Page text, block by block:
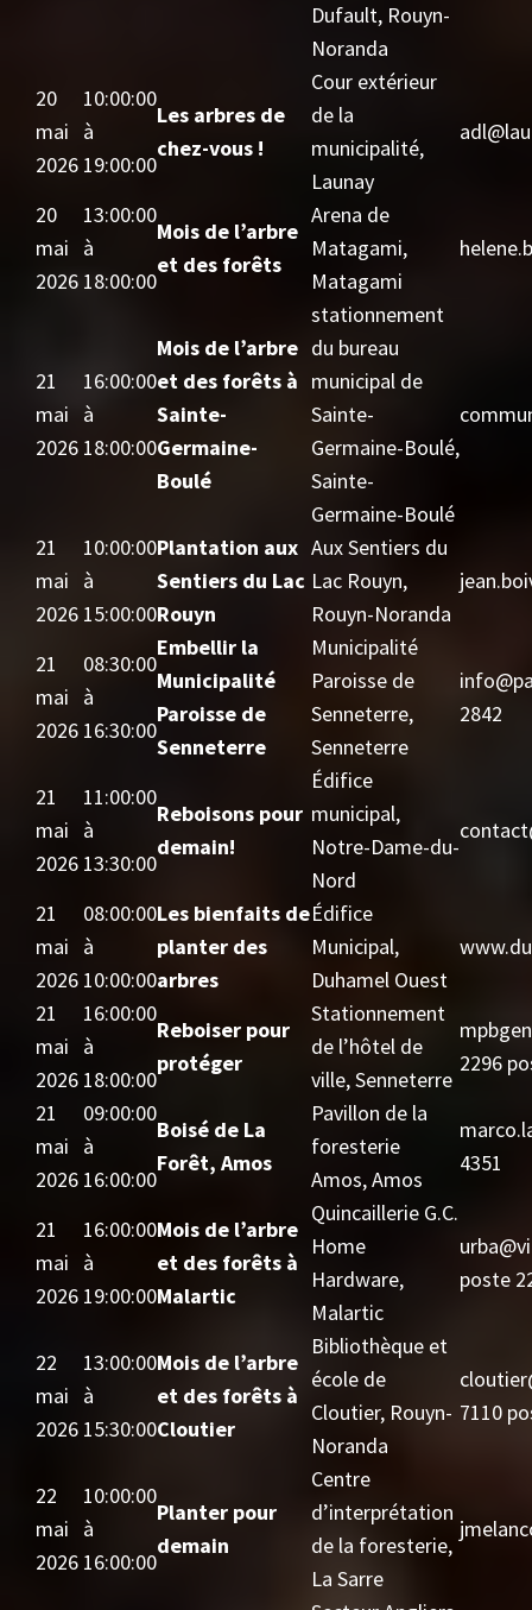
Dufault, Rouyn-
Noranda
20
mai
2026
10:00:00
à
19:00:00
Les arbres de
chez-vous !
Cour extérieur
de la
municipalité,
Launay
20
mai
2026
13:00:00
à
18:00:00
Mois de l’arbre
et des forêts
Arena de
Matagami,
Matagami
21
mai
2026
16:00:00
à
18:00:00
Mois de l’arbre
et des forêts à
Sainte-
Germaine-
Boulé
stationnement
du bureau
municipal de
Sainte-
Germaine-Boulé,
Sainte-
Germaine-Boulé
21
mai
2026
10:00:00
à
15:00:00
Plantation aux
Sentiers du Lac
Rouyn
Aux Sentiers du
Lac Rouyn,
Rouyn-Noranda
21
mai
2026
08:30:00
à
16:30:00
Embellir la
Municipalité
Paroisse de
Senneterre
Municipalité
Paroisse de
Senneterre,
Senneterre
2842
21
mai
2026
11:00:00
à
13:30:00
Reboisons pour
demain!
Édifice
municipal,
Notre-Dame-du-
Nord
21
mai
2026
08:00:00
à
10:00:00
Les bienfaits de
planter des
arbres
Édifice
Municipal,
Duhamel Ouest
21
mai
2026
16:00:00
à
18:00:00
Reboiser pour
protéger
Stationnement
de l’hôtel de
ville, Senneterre
2296
21
mai
2026
09:00:00
à
16:00:00
Boisé de La
Forêt, Amos
Pavillon de la
foresterie
Amos, Amos
4351
21
mai
2026
16:00:00
à
19:00:00
Mois de l’arbre
et des forêts à
Malartic
Quincaillerie G.C.
Home
Hardware,
Malartic
poste
22
mai
2026
13:00:00
à
15:30:00
Mois de l’arbre
et des forêts à
Cloutier
Bibliothèque et
école de
Cloutier, Rouyn-
Noranda
7110
22
mai
2026
10:00:00
à
16:00:00
Planter pour
demain
Centre
d’interprétation
de la foresterie,
La Sarre